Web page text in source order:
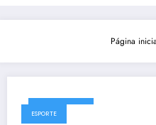
Página
ESPORTE